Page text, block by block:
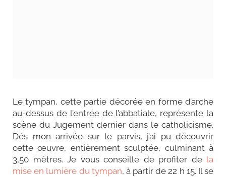
Le tympan, cette partie décorée en forme d’arche
au-dessus de l’entrée de l’abbatiale, représente la
scène du Jugement dernier dans le catholicisme.
Dès mon arrivée sur le parvis, j’ai pu découvrir
cette œuvre, entièrement sculptée, culminant à
3,50 mètres. Je vous conseille de profiter de la
mise en lumière du tympan, à partir de 22 h 15. Il se